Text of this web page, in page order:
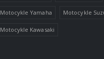
Motocykle Yamaha Motocykle
Motocykle Kawasaki